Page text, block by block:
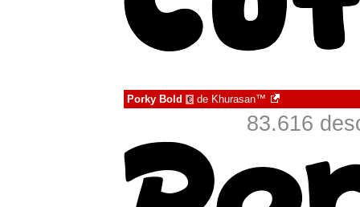
Porky Bold € de Khurasan™
83.616